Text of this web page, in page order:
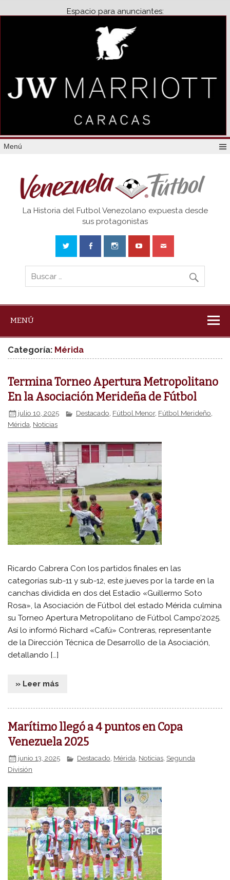
Espacio para anunciantes:
Menú
Venezuela
La Historia del Futbol Venezolano expuesta desde
sus protagonistas
MENÚ
Categoría: Mérida
Termina Torneo Apertura Metropolitano
En la Asociación Merideña de Fútbol
julio 10, 2025 Destacado, Fútbol Menor, Fútbol Merideño,
Mérida Noticias
Ricardo Cabrera Con los partidos finales en las
categorías sub-11 y sub-12, este jueves por la tarde en la
canchas dividida en dos del Estadio «Guillermo Soto
Rosa», la Asociación de Fútbol del estado Mérida culmina
su Torneo Apertura Metropolitano de Fútbol Campo’2025.
Así lo informó Richard «Cafú» Contreras, representante
de la Dirección Técnica de Desarrollo de la Asociación,
detallando […]
» Leer más
Marítimo llegó a 4 puntos en Copa
Venezuela 2025
junio 13, 2025 Destacado, Mérida, Noticias, Segunda
División